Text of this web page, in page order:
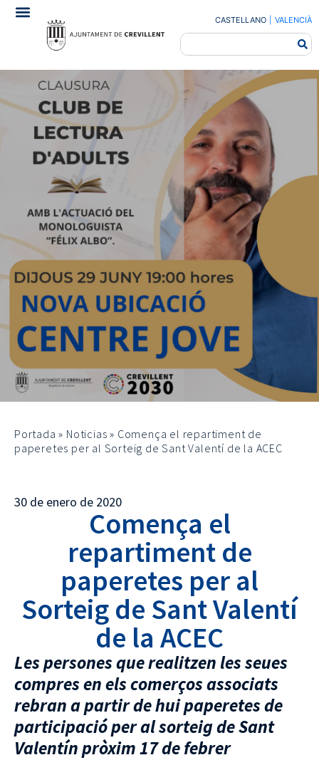
CASTELLANO VALENCIÀ
Portada » Noticias » Comença el repartiment de
paperetes per al Sorteig de Sant Valentí de la ACEC
30 de enero de 2020
Comença el
repartiment de
paperetes per al
Sorteig de Sant Valentí
de la ACEC
Les persones que realitzen les seues
compres en els comerços associats
rebran a partir de hui paperetes de
participació per al sorteig de Sant
Valentín pròxim 17 de febrer